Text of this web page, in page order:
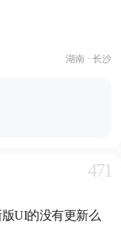
湖南 · 长沙
471
UI的没有更新么